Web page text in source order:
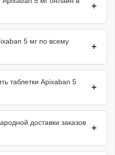
+
5 мг по всему
+
таблетки Apixaban 5
+
доставки заказов
+